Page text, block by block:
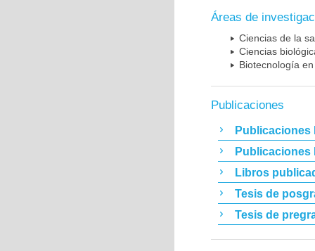
Áreas de
Ciencias de la
Ciencias
Biotecnología
Publicaciones
Publicaciones
Publicaciones
Libros
Tesis de
Tesis de